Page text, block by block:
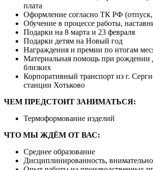
плата
Оформление согласно ТК РФ
Обучение в процессе работы,
Подарки на 8 марта и 23 февраля
Подарки детям на Новый год
Награждения и премии по итогам
Материальная помощь при рождении
близких
Корпоративный транспорт из г.
станции Хотьково
ЧЕМ ПРЕДСТОИТ ЗАНИМАТЬСЯ:
Термоформование изделий
ЧТО МЫ ЖДЁМ ОТ ВАС:
Среднее образование
Дисциплинированность,